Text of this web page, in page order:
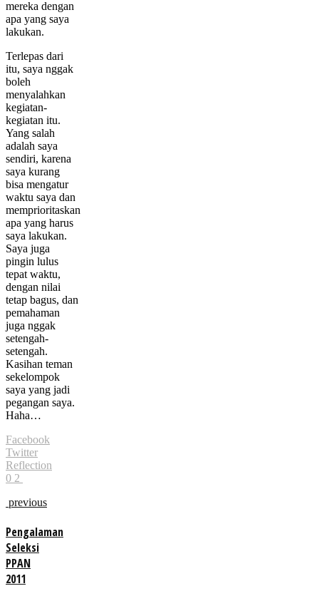
mereka dengan
apa yang saya
lakukan.
Terlepas dari
itu, saya nggak
boleh
menyalahkan
kegiatan-
kegiatan itu.
Yang salah
adalah saya
sendiri, karena
saya kurang
bisa mengatur
waktu saya dan
memprioritaskan
apa yang harus
saya lakukan.
Saya juga
pingin lulus
tepat waktu,
dengan nilai
tetap bagus, dan
pemahaman
juga nggak
setengah-
setengah.
Kasihan teman
sekelompok
saya yang jadi
pegangan saya.
Haha…
Facebook
Twitter
Reflection
0 2
previous
Pengalaman
Seleksi
PPAN
2011